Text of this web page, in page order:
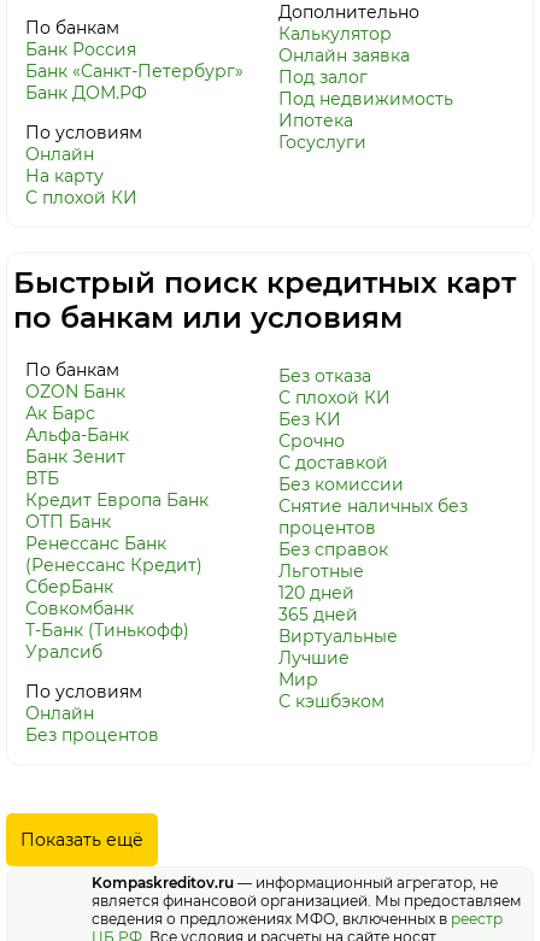
По банкам
Банк Россия
Банк «Санкт-Петербург»
Банк ДОМ.РФ
По условиям
Онлайн
На карту
С плохой КИ
Дополнительно
Калькулятор
Онлайн заявка
Под залог
Под недвижимость
Ипотека
Госуслуги
Быстрый поиск кредитных карт
по банкам или условиям
По банкам
OZON Банк
Ак Барс
Альфа-Банк
Банк Зенит
ВТБ
Кредит Европа Банк
ОТП Банк
Ренессанс Банк
(Ренессанс Кредит)
СберБанк
Совкомбанк
Т-Банк (Тинькофф)
Уралсиб
По условиям
Онлайн
Без процентов
Без отказа
С плохой КИ
Без КИ
Срочно
С доставкой
Без комиссии
Снятие наличных без
процентов
Без справок
Льготные
120 дней
365 дней
Виртуальные
Лучшие
Мир
С кэшбэком
Показать ещё
Kompaskreditov.ru — информационный агрегатор, не
является финансовой организацией. Мы предоставляем
сведения о предложениях МФО, включенных в реестр
ЦБ РФ. Все условия и расчеты на сайте носят